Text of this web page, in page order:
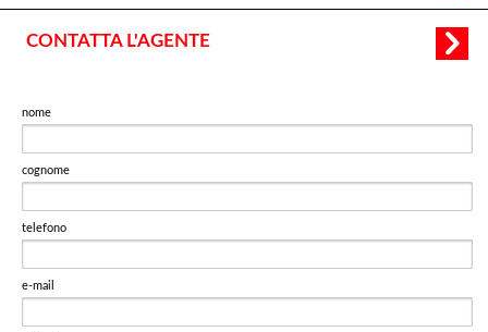
CONTATTA L'AGENTE
nome
cognome
telefono
e-mail